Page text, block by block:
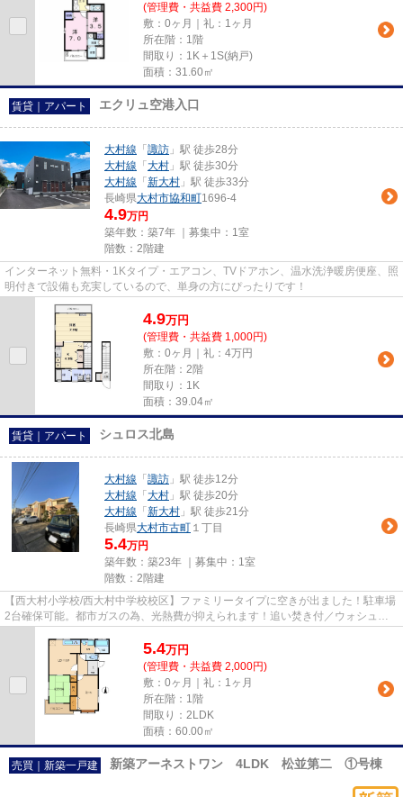
(管理費・共益費 2,300円)
敷：0ヶ月｜礼：1ヶ月
所在階：1階
間取り：1K＋1S(納戸)
面積：31.60㎡
賃貸｜アパート エクリュ空港入口
大村線 「 諏訪 」駅 徒歩28分
大村線 「 大村 」駅 徒歩30分
大村線 「 新大村 」駅 徒歩33分
長崎県大村市協和町1696-4
4.9万円
築年数：築7年 ｜募集中： 1室
階数：2階建
インターネット無料・1Kタイプ・エアコン、TVドアホン、温水洗浄暖房便座、照
明付きで設備も充実しているので、単身の方にぴったりです！
4.9万円
(管理費・共益費 1,000円)
敷：0ヶ月｜礼：4万円
所在階：2階
間取り：1K
面積：39.04㎡
賃貸｜アパート シュロス北島
大村線 「 諏訪 」駅 徒歩12分
大村線 「 大村 」駅 徒歩20分
大村線 「 新大村 」駅 徒歩21分
長崎県大村市古町 １丁目
5.4万円
築年数：築23年 ｜募集中： 1室
階数：2階建
【西大村小学校/西大村中学校校区】ファミリータイプに空きが出ました！駐車場
2台確保可能。都市ガスの為、光熱費が抑えられます！追い焚き付／ウォシュレ
5.4万円
(管理費・共益費 2,000円)
敷：0ヶ月｜礼：1ヶ月
所在階：1階
間取り：2LDK
面積：60.00㎡
売買｜新築一戸建 新築アーネストワン 4LDK 松並第二 ①号棟